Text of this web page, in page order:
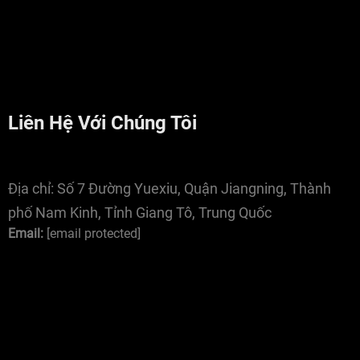
Liên Hệ Với Chúng Tôi
Địa chỉ: Số 7 Đường Yuexiu, Quận Jiangning, Thành
phố Nam Kinh, Tỉnh Giang Tô, Trung Quốc
Email: [email protected]